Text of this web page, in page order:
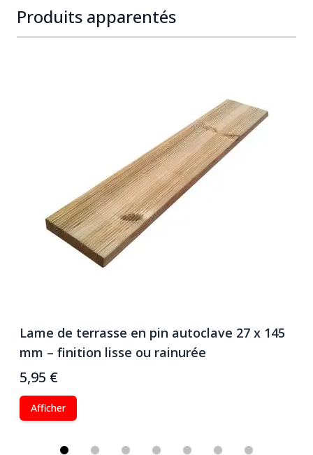
Produits apparentés
Lame de terrasse en pin autoclave 27 x 145
mm – finition lisse ou rainurée
5,95 €
Afficher